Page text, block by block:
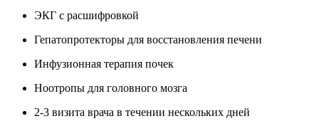
ЭКГ с расшифровкой
Гепатопротекторы для восстановления печени
Инфузионная терапия почек
Ноотропы для головного мозга
2-3 визита врача в течении нескольких дней